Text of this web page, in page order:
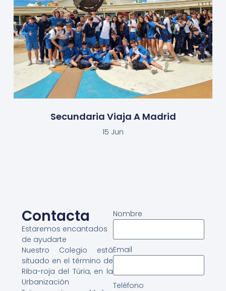
Secundaria Viaja A Madrid
15 Jun
Contacta
Estaremos encantados
de ayudarte
Nuestro Colegio está
situado en el término de
Riba-roja del Túria, en la
Urbanización
Nombre
Email
Teléfono